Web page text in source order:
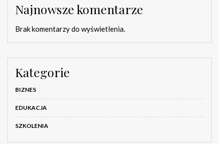
Najnowsze komentarze
Brak komentarzy do wyświetlenia.
Kategorie
BIZNES
EDUKACJA
SZKOLENIA